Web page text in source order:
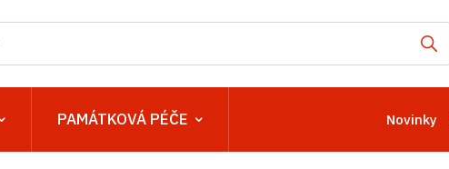
PAMÁTKOVÁ PÉČE Novinky